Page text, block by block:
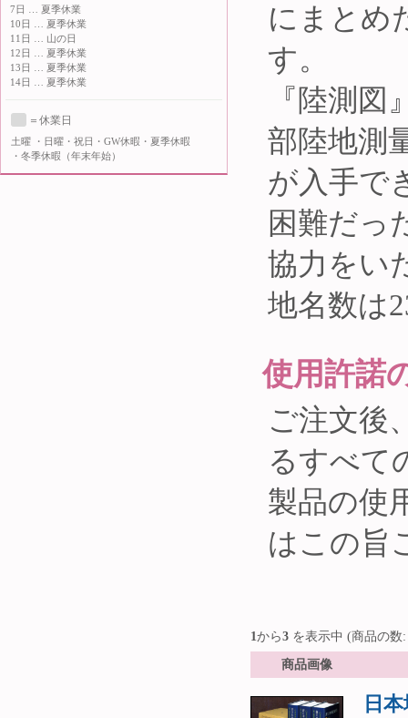
7日 … 夏季休業
10日 … 夏季休業
11日 … 山の日
12日 … 夏季休業
13日 … 夏季休業
14日 … 夏季休業
＝休業日
土曜
・日曜・祝日・GW休暇・夏季休暇
・冬季休暇（年末年始）
にまとめ
す。
『陸測
部陸地測
が入手で
困難だっ
協力をい
地名数は
使用許諾
ご注文後
るすべて
製品の使
はこの旨
1から3 を表示中 (商品の
商品画像
日